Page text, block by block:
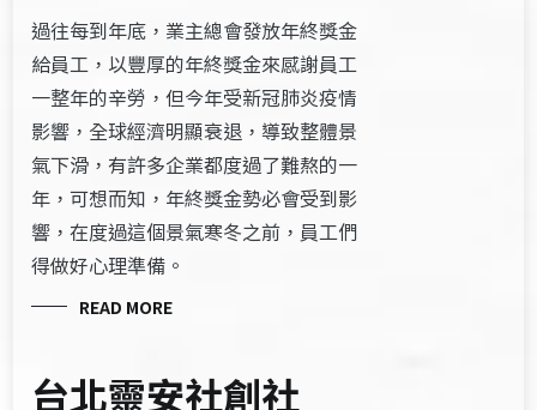
過往每到年底，業主總會發放年終獎金
給員工，以豐厚的年終獎金來感謝員工
一整年的辛勞，但今年受新冠肺炎疫情
影響，全球經濟明顯衰退，導致整體景
氣下滑，有許多企業都度過了難熬的一
年，可想而知，年終獎金勢必會受到影
響，在度過這個景氣寒冬之前，員工們
得做好心理準備。
READ MORE
台北靈安社創社